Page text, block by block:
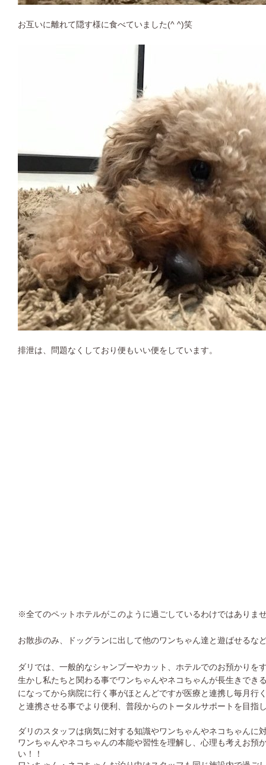
お互いに離れて隠す様に食べていました(^ ^)笑
排泄は、問題なくしており便もいい便をしています。
※全てのペットホテルがこのように過ごしているわけではありま
お散歩のみ、ドッグランに出して他のワンちゃん達と遊ばせるな
ダリでは、一般的なシャンプーやカット、ホテルでのお預かりを
生かし私たちと関わる事でワンちゃんやネコちゃんが長生きで
になってから病院に行く事がほとんどですが医療と連携し毎月行
と連携させる事でより便利、普段からのトータルサポートを目指
ダリのスタッフは病気に対する知識やワンちゃんやネコちゃんに
ワンちゃんやネコちゃんの本能や習性を理解し、心理も考えお預
い！！